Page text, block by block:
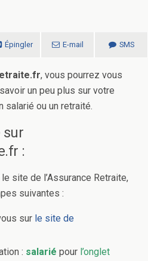
Épingler E-mail SMS
, vous pourrez vous
un peu plus sur votre
salarié ou un retraité.
sur
:
site de l’Assurance Retraite,
suivantes :
sur le site de
: salarié pour l’onglet